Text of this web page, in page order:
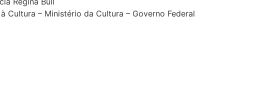
Cultura – Ministério da Cultura – Governo Federal